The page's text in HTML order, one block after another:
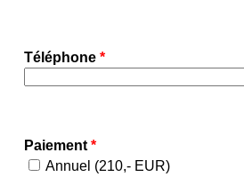
Téléphone *
Paiement *
Annuel (210,- EUR)